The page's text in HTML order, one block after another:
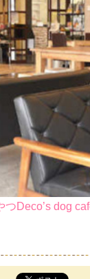
Deco’s dog